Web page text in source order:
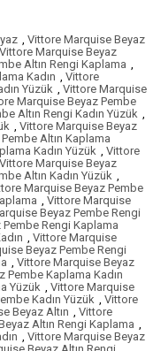
, Vittore Marquise Beyaz
Vittore Marquise Beyaz
Altın Rengi Kaplama ,
Kadın , Vittore
Yüzük , Vittore Marquise
Marquise Beyaz Pembe
Altın Rengi Kadın Yüzük ,
, Vittore Marquise Beyaz
Altın Kaplama
Kadın Yüzük , Vittore
Vittore Marquise Beyaz
Altın Kadın Yüzük ,
Marquise Beyaz Pembe
, Vittore Marquise
Beyaz Pembe Rengi
Rengi Kaplama
, Vittore Marquise
Beyaz Pembe Rengi
, Vittore Marquise Beyaz
Pembe Kaplama Kadın
Yüzük , Vittore Marquise
Kadın Yüzük , Vittore
Beyaz Altın , Vittore
Altın Rengi Kaplama ,
, Vittore Marquise Beyaz